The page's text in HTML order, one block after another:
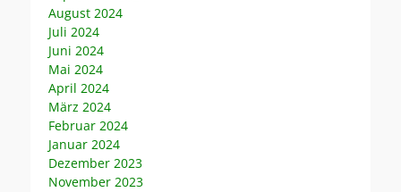
August 2024
Juli 2024
Juni 2024
Mai 2024
April 2024
März 2024
Februar 2024
Januar 2024
Dezember 2023
November 2023